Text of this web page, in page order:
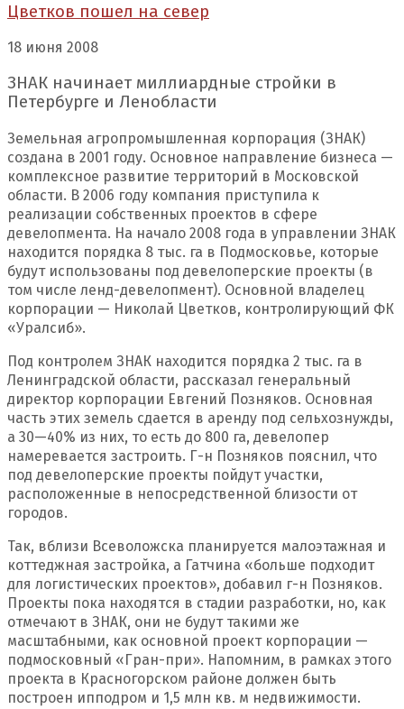
Цветков пошел на север
18 июня 2008
ЗНАК начинает миллиардные стройки в
Петербурге и Ленобласти
Земельная агропромышленная корпорация (ЗНАК)
создана в 2001 году. Основное направление бизнеса —
комп­лексное развитие территорий в Московской
области. В 2006 году компания приступила к
реализации собственных проектов в сфере
девелопмента. На начало 2008 года в управлении ЗНАК
находится порядка 8 тыс. га в Подмосковье, которые
будут использованы под девелоперские проекты (в
том числе ленд-девелопмент). Основной владелец
корпорации — Николай Цветков, контролирующий ФК
«Уралсиб».
Под контролем ЗНАК находится порядка 2 тыс. га в
Ленинградской области, рассказал генеральный
директор корпорации Евгений Позняков. Основная
часть этих земель сдается в аренду под сельхознужды,
а 30—40% из них, то есть до 800 га, девелопер
намеревается застроить. Г-н Позняков пояснил, что
под девелоперские проекты пойдут участки,
расположенные в непосредственной близости от
городов.
Так, вблизи Всеволожска планируется малоэтажная и
коттеджная застройка, а Гатчина «больше подходит
для логистических проектов», добавил г-н Позняков.
Проекты пока находятся в стадии разработки, но, как
отмечают в ЗНАК, они не будут такими же
масштабными, как основной проект корпорации —
подмосковный «Гран-при». Напомним, в рамках этого
проекта в Красногорском районе должен быть
построен ипподром и 1,5 млн кв. м недвижимости.